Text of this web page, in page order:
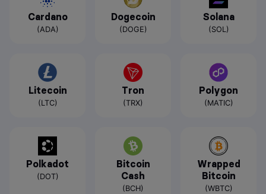
Cardano
(ADA)
Dogecoin
(DOGE)
Solana
(SOL)
Litecoin
(LTC)
Tron
(TRX)
Polygon
(MATIC)
Polkadot
(DOT)
Bitcoin
Cash
(BCH)
Wrapped
Bitcoin
(WBTC)